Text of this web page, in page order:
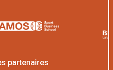
partenaires